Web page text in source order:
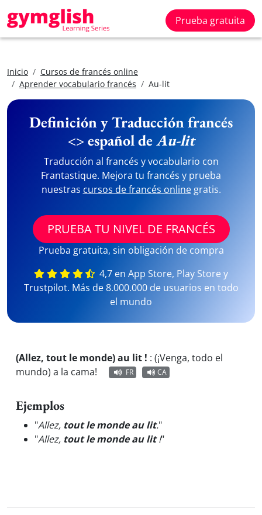
Prueba gratuita
Inicio
Cursos de francés online
Aprender vocabulario francés
Au-lit
Definición y Traducción francés
<> español deAu-lit
Traducción al francés y vocabulario con
Frantastique. Mejora tu francés y prueba
nuestras cursos de francés onlinegratis.
PRUEBA TU NIVEL DE FRANCÉS
Prueba gratuita, sin obligación de compra
4,7 en App Store, Play Store y
Trustpilot. Más de 8.000.000 de usuarios en todo
el mundo
(Allez, tout le monde) au lit ! : (¡Venga, todo el
mundo) a la cama!
FR CA
Ejemplos
"Allez, tout le monde au lit."
"Allez, tout le monde au lit!"